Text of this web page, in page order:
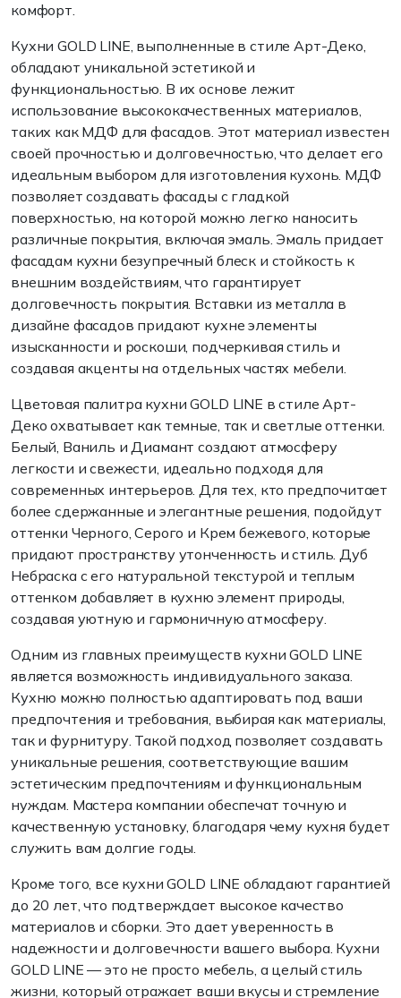
комфорт.
Кухни GOLD LINE, выполненные в стиле Арт-Деко,
обладают уникальной эстетикой и
функциональностью. В их основе лежит
использование высококачественных материалов,
таких как МДФ для фасадов. Этот материал известен
своей прочностью и долговечностью, что делает его
идеальным выбором для изготовления кухонь. МДФ
позволяет создавать фасады с гладкой
поверхностью, на которой можно легко наносить
различные покрытия, включая эмаль. Эмаль придает
фасадам кухни безупречный блеск и стойкость к
внешним воздействиям, что гарантирует
долговечность покрытия. Вставки из металла в
дизайне фасадов придают кухне элементы
изысканности и роскоши, подчеркивая стиль и
создавая акценты на отдельных частях мебели.
Цветовая палитра кухни GOLD LINE в стиле Арт-
Деко охватывает как темные, так и светлые оттенки.
Белый, Ваниль и Диамант создают атмосферу
легкости и свежести, идеально подходя для
современных интерьеров. Для тех, кто предпочитает
более сдержанные и элегантные решения, подойдут
оттенки Черного, Серого и Крем бежевого, которые
придают пространству утонченность и стиль. Дуб
Небраска с его натуральной текстурой и теплым
оттенком добавляет в кухню элемент природы,
создавая уютную и гармоничную атмосферу.
Одним из главных преимуществ кухни GOLD LINE
является возможность индивидуального заказа.
Кухню можно полностью адаптировать под ваши
предпочтения и требования, выбирая как материалы,
так и фурнитуру. Такой подход позволяет создавать
уникальные решения, соответствующие вашим
эстетическим предпочтениям и функциональным
нуждам. Мастера компании обеспечат точную и
качественную установку, благодаря чему кухня будет
служить вам долгие годы.
Кроме того, все кухни GOLD LINE обладают гарантией
до 20 лет, что подтверждает высокое качество
материалов и сборки. Это дает уверенность в
надежности и долговечности вашего выбора. Кухни
GOLD LINE — это не просто мебель, а целый стиль
жизни, который отражает ваши вкусы и стремление